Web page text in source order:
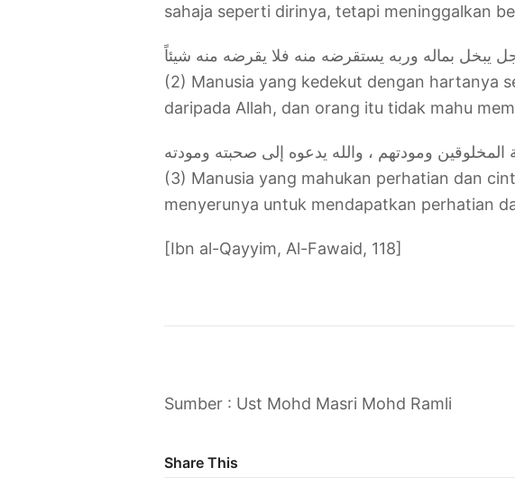
sahaja seperti dirinya, tetapi meninggalkan
(2) Manusia yang kedekut dengan hartanya
daripada Allah, dan orang itu tidak mahu
(3) Manusia yang mahukan perhatian dan
menyerunya untuk mendapatkan perhatian
[Ibn al-Qayyim, Al-Fawaid, 118]
Sumber : Ust Mohd Masri Mohd Ramli
Share This